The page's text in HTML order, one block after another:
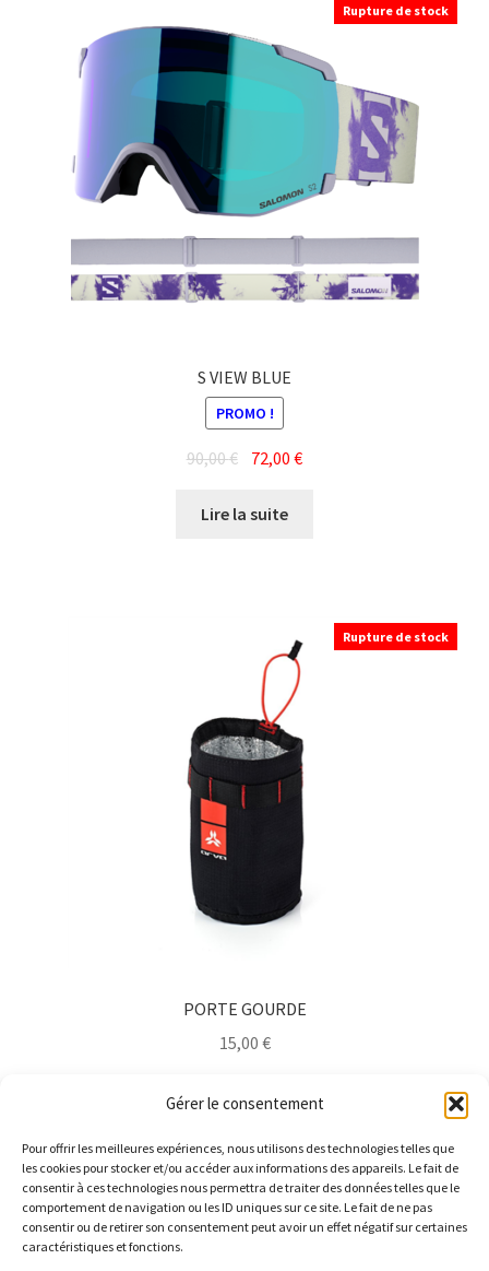
Gérer le consentement
Pour offrir les meilleures expériences, nous utilisons des technologies telles que
les cookies pour stocker et/ou accéder aux informations des appareils. Le fait de
consentir à ces technologies nous permettra de traiter des données telles que le
comportement de navigation ou les ID uniques sur ce site. Le fait de ne pas
consentir ou de retirer son consentement peut avoir un effet négatif sur certaines
caractéristiques et fonctions.
Rupture de stock
S VIEW BLUE
PROMO !
90,00€ Le
initial
72,00€Le
Lire la suite
Rupture de stock
PORTE GOURDE
15,00 €
Lire la suite